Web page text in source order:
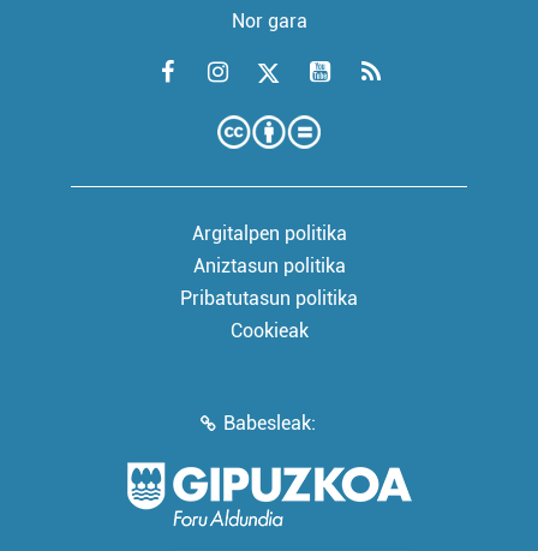
Nor gara
Argitalpen politika
Aniztasun politika
Pribatutasun politika
Cookieak
Babesleak: